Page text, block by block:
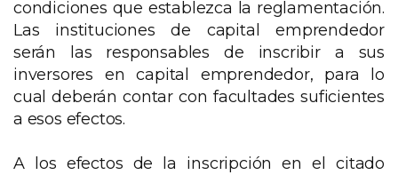
condiciones que establezca la reglamentación.
Las instituciones de capital emprendedor
serán las responsables de inscribir a sus
inversores en capital emprendedor, para lo
cual deberán contar con facultades suficientes
a esos efectos.
A los efectos de la inscripción en el citado